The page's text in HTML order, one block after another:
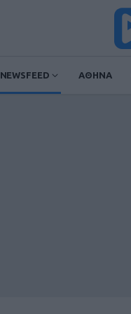
NEWSFEED ΑΘΗΝΑ